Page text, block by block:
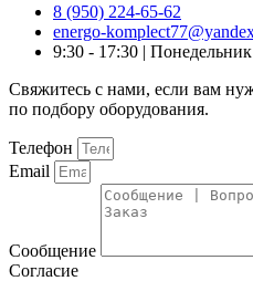
8 (950) 224-65-62
energo-
9:30 - 17:30 |
Свяжитесь с нами, если вам
по подбору оборудования.
Телефон
Email
Сообщение
Согласие